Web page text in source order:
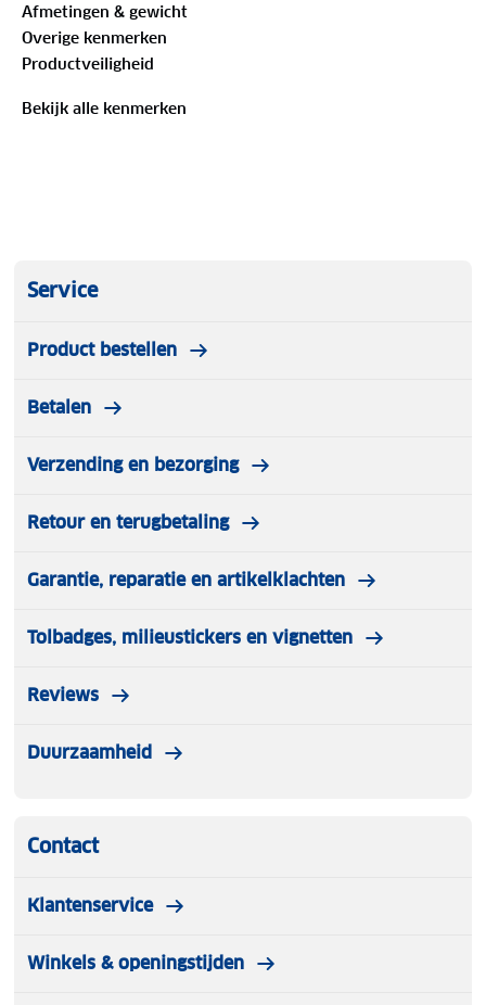
gebruiksgemak. Deze herbruikbare koffiebeker is
gemaakt van stevig RVS, krasbestendig en
eenvoudig schoon te maken. De full afwerking geeft
een moderne en luxe uitstraling.
Afmetingen & gewicht
Overige kenmerken
Productveiligheid
Bekijk alle kenmerken
Service
Product bestellen
Betalen
Verzending en bezorging
Retour en terugbetaling
Garantie, reparatie en artikelklachten
Tolbadges, milieustickers en vignetten
Reviews
Duurzaamheid
Contact
Klantenservice
Winkels & openingstijden